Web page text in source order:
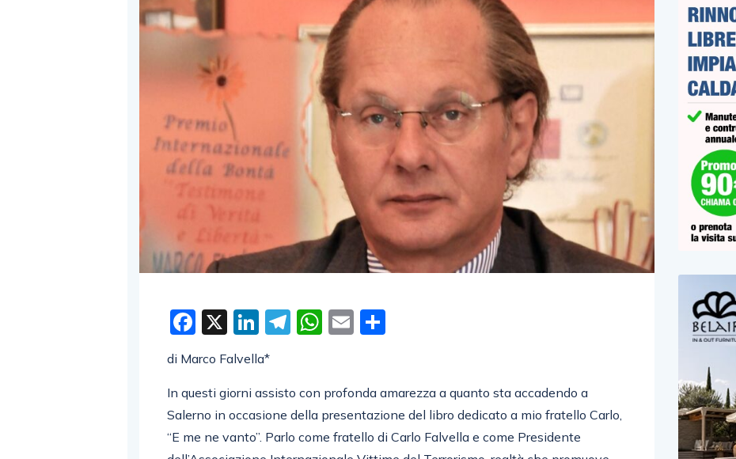
Facebook
X LinkedIn
Telegram
WhatsApp
Email
di Marco Falvella*
In questi giorni assisto con profonda amarezza a quanto sta accadendo a
Salerno in occasione della presentazione del libro dedicato a mio fratello Carlo,
“E me ne vanto”. Parlo come fratello di Carlo Falvella e come Presidente